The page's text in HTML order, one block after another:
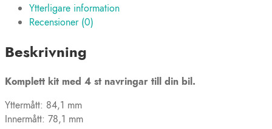
(plast)
mängd
Ytterligare information
Recensioner (0)
Beskrivning
Komplett kit med 4 st navringar till din bil.
Yttermått: 84,1 mm
Innermått: 78,1 mm